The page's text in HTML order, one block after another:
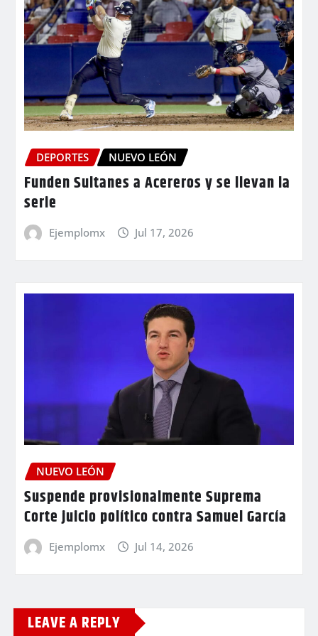
DEPORTES NUEVO LEÓN
Funden Sultanes a Acereros y se llevan la
serie
Ejemplomx Jul 17, 2026
NUEVO LEÓN
Suspende provisionalmente Suprema
Corte juicio político contra Samuel García
Ejemplomx Jul 14, 2026
LEAVE A REPLY